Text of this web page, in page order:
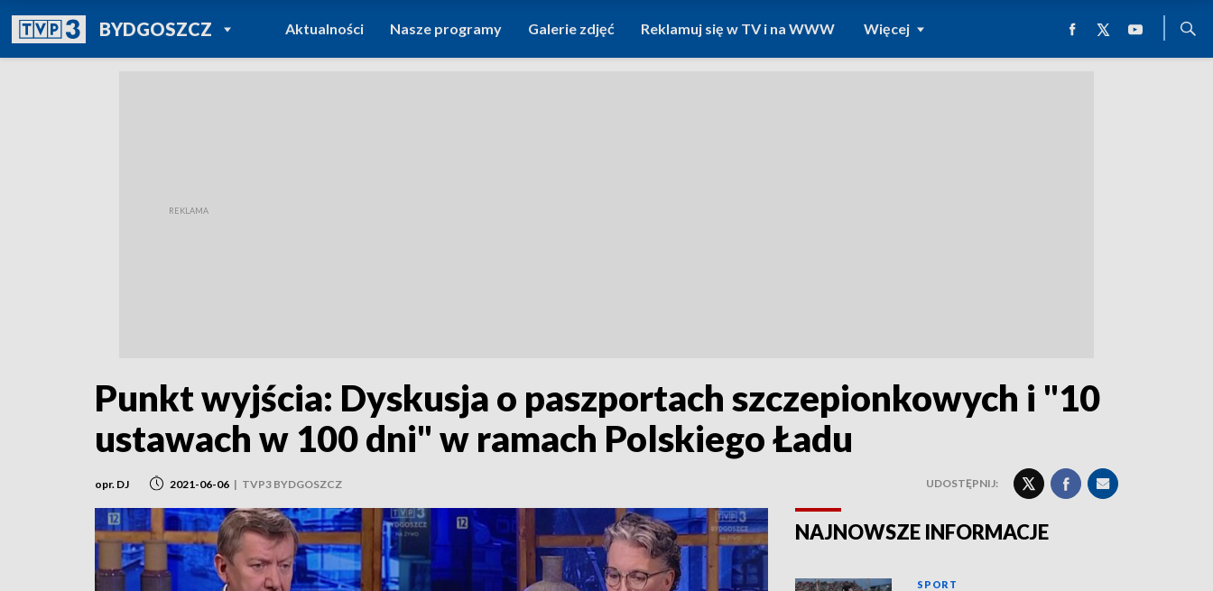
BYDGOSZCZPOWRÓT DO
TVP REGIONY
Aktualności Nasze programy Galerie zdjęć Reklamuj się w TV i na WWW Więcej
Punkt wyjścia: Dyskusja o paszportach szczepionkowych i "10
ustawach w 100 dni" w ramach Polskiego Ładu
opr. DJ 2021-06-06 | TVP3 BYDGOSZCZ UDOSTĘPNIJ:
NAJNOWSZE INFORMACJE
SPORT